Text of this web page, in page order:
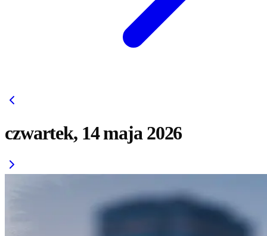
czwartek, 14 maja 2026